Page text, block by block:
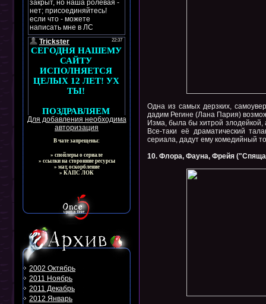
Для добавления необходима
авторизация
В чате запрещены:
» спойлеры о сериале
» ссылки на сторонние ресурсы
» мат, оскорбление
» КАПС ЛОК
2002 Октябрь
2011 Ноябрь
2011 Декабрь
2012 Январь
Одна из самых дерзких,
дадим Регине (Лана Пария)
Изма, была бы хитрой
Все-таки её драматический
сериала, дадут ему комедийный
10. Флора, Фауна, Фрейя